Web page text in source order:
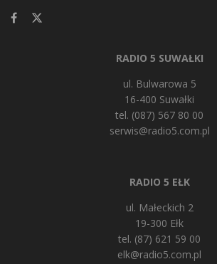
RADIO 5 SUWAŁKI
ul. Bulwarowa 5
16-400 Suwałki
tel. (087) 567 80 00
serwis@radio5.com.pl
RADIO 5 EŁK
ul. Małeckich 2
19-300 Ełk
tel. (87) 621 59 00
elk@radio5.com.pl